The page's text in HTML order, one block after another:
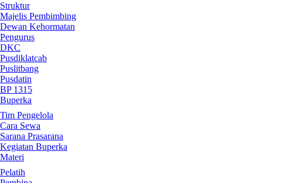
Struktur
Majelis Pembimbing
Dewan Kehormatan
Pengurus
DKC
Pusdiklatcab
Puslitbang
Pusdatin
BP 1315
Buperka
Tim Pengelola
Cara Sewa
Sarana Prasarana
Kegiatan Buperka
Materi
Pelatih